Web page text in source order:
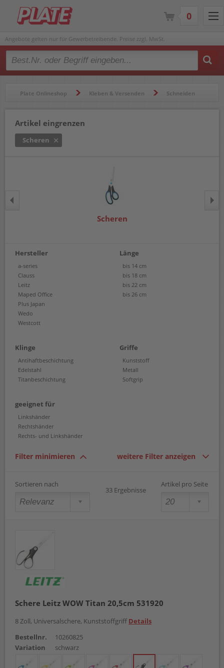
Angebote gelten nur für Gewerbetreibende. Preise zzgl. MwSt.
Type 2 or more characters for results.
Plate Onlineshop Kleben & Versenden Schneiden
Artikel eingrenzen
Scheren
Scheren
Hersteller
a-series
Clauss
Leitz
Maped Office
Plus Japan
Wedo
Westcott
Länge
bis 14 cm
bis 18 cm
bis 22 cm
bis 26 cm
Klinge
Antihaftbeschichtung
Edelstahl
Titanbeschichtung
Griffe
Kunststoff
Metall
Softgrip
geeignet für
Linkshänder
Rechtshänder
Rechts- und Linkshänder
Filter minimieren weitere Filter anzeigen
Sortieren nach
33 Ergebnisse
Artikel pro Seite
Schere Leitz WOW Titan 20,5cm 531920
8 Zoll, Universalschere, Kunststoffgriff Details
Bestellnr.
10260825
Variation
schwarz
0